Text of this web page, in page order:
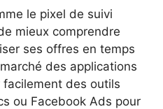
le pixel de suivi
mieux comprendre
ses offres en temps
des applications
des outils
ou Facebook Ads pour